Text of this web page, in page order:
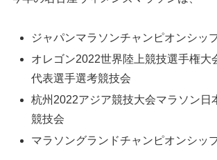
ジャパンマラソ ンチャンピオンシッ
オレゴン2022世界陸上競技選手権大
代表選手選考競技会
杭州2022アジア競技大会マラソン日
競技会
マラソングランドチャンピオンシッ